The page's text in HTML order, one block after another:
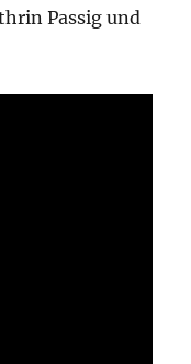
Passig und